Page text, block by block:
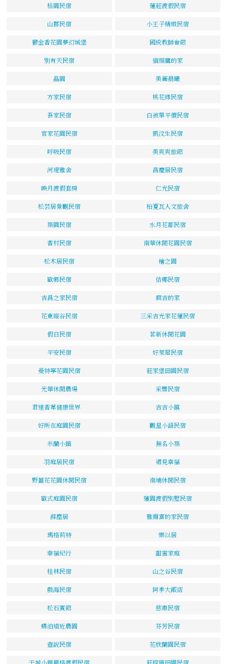
桔園民宿 蓮莊渡假民宿
山郡民宿 小王子精緻民宿
鬱金香花園夢幻城堡 國統教師會館
別有天民宿 貓頭鷹的家
晶園 美麗晨曦
方家民宿 桃花緣民宿
吾家民宿 白被單平價民宿
官家花園民宿 凱汶生民宿
呼吸民宿 美爽爽旅館
河堤雅舍 昌慶居民宿
映月渡假套房 仁光民宿
松芸居景觀民宿 柏夏瓦人文旅舍
築園民宿 水月花都民宿
香村民宿 南華休閒花園民宿
松木居民宿 檜之園
歐鄉民宿 佶椰民宿
吉昌之家民宿 麻吉的家
花東縱谷民宿 三采吉光家花蓮民宿
假日民宿 茗新休閒花園
平安民宿 好萊屋民宿
曼特寧花園民宿 莊家堡田園民宿
光華休閒農場 采豐民宿
君達香草健康世界 吉吉小鎮
好所在庭園民宿 觀星小語民宿
米蘭小鎮 無名小築
羽庭居民宿 遇見幸福
野薑花花園休閒民宿 南埔休閒民宿
歐式庭園民宿 蓮園渡假別墅民宿
滌塵居 雅爾富的家民宿
瑪格莉特 樂以居
幸福紀行 甜蜜家庭
桂林民宿 山之谷民宿
戲海民宿 阿季大飯店
松石賓館 慈惠民宿
蝶泊遠近農園 芬芳民宿
壺說民宿 花欣蘭園民宿
干城小鎮風格渡假民宿 莊稼厝田園民宿